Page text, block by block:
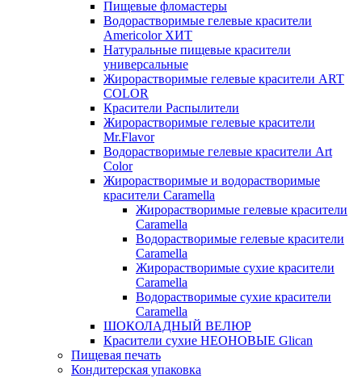
Пищевые фломастеры
Водорастворимые гелевые красители
Americolor ХИТ
Натуральные пищевые красители
универсальные
Жирорастворимые гелевые красители ART
COLOR
Красители Распылители
Жирорастворимые гелевые красители
Mr.Flavor
Водорастворимые гелевые красители Art
Color
Жирорастворимые и водорастворимые
красители Caramella
Жирорастворимые гелевые красители
Caramella
Водорастворимые гелевые красители
Caramella
Жирорастворимые сухие красители
Caramella
Водорастворимые сухие красители
Caramella
ШОКОЛАДНЫЙ ВЕЛЮР
Красители сухие НЕОНОВЫЕ Glican
Пищевая печать
Кондитерская упаковка